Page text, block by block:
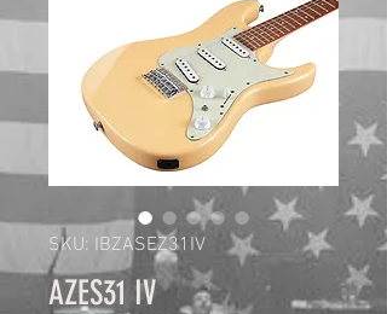
SKU: IBZASEZ31IV
AZES31 IV